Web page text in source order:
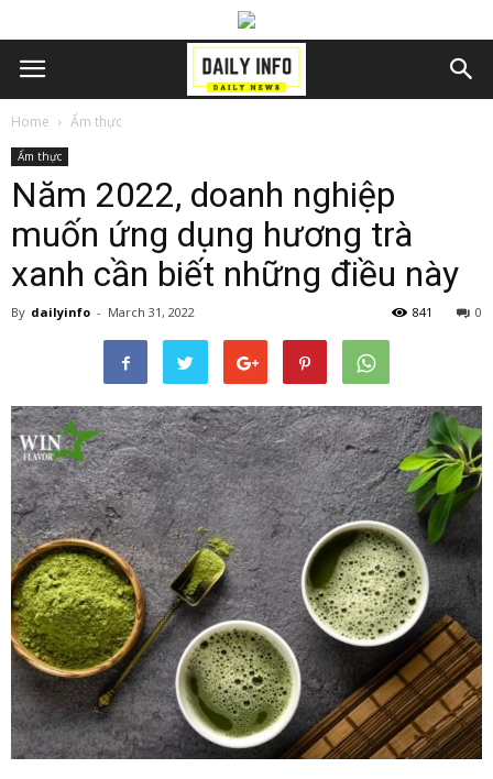
Home Ẩm thực
Ẩm thực
Năm 2022, doanh nghiệp
muốn ứng dụng hương trà
xanh cần biết những điều này
By dailyinfo - March 31, 2022 0
841